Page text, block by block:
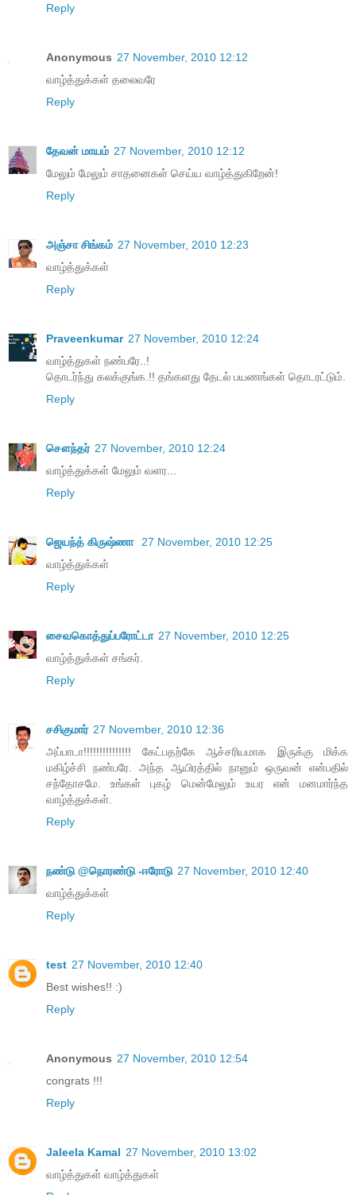
Reply
Anonymous 27 November, 2010 12:12
வாழ்த்துக்கள் தலைவரே
Reply
தேவன் மாயம் 27 November, 2010 12:12
மேலும் மேலும் சாதனைகள் செய்ய வாழ்த்துகிறேன்!
Reply
அஞ்சா சிங்கம் 27 November, 2010 12:23
வாழ்த்துக்கள்
Reply
Praveenkumar 27 November, 2010 12:24
வாழ்த்துகள் நண்பரே..!
தொடர்ந்து கலக்குங்க.!! தங்களது தேடல் பயணங்கள் தொடரட்டும்.
Reply
சௌந்தர் 27 November, 2010 12:24
வாழ்த்துக்கள் மேலும் வளர...
Reply
ஜெயந்த் கிருஷ்ணா
27 November, 2010 12:25
வாழ்த்துக்கள்
Reply
சைவகொத்துப்பரோட்டா 27 November, 2010 12:25
வாழ்த்துக்கள் சங்கர்.
Reply
சசிகுமார் 27 November, 2010 12:36
அப்பாடா!!!!!!!!!!!!!!! கேட்பதற்கே ஆச்சரியமாக இருக்கு மிக்க
மகிழ்ச்சி நண்பரே. அந்த ஆயிரத்தில் நானும் ஒருவன் என்பதில்
சந்தோசமே. உங்கள் புகழ் மென்மேலும் உயர என் மனமார்ந்த
வாழ்த்துக்கள்.
Reply
நண்டு @நொரண்டு -ஈரோடு 27 November, 2010 12:40
வாழ்த்துக்கள்
Reply
test 27 November, 2010 12:40
Best wishes!! :)
Reply
Anonymous 27 November, 2010 12:54
congrats !!!
Reply
Jaleela Kamal 27 November, 2010 13:02
வாழ்த்துகள் வாழ்த்துகள்